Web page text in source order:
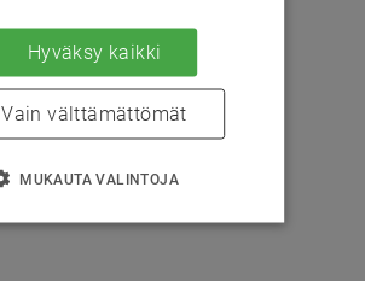
Hyväksy kaikki
Vain välttämättömät
MUKAUTA VALINTOJA